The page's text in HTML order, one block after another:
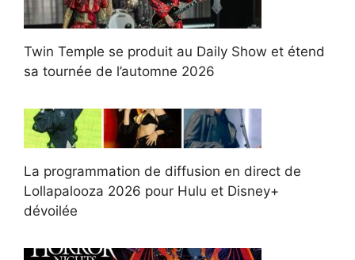
Twin Temple se produit au Daily Show et étend
sa tournée de l’automne 2026
La programmation de diffusion en direct de
Lollapalooza 2026 pour Hulu et Disney+
dévoilée